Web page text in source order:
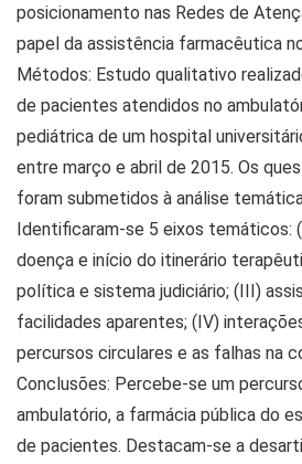
posicionamento nas Redes de
papel da assistência farmacêutica
Métodos: Estudo qualitativo
de pacientes atendidos no
pediátrica de um hospital
entre março e abril de 2015. Os
foram submetidos à análise
Identificaram-se 5 eixos temáticos:
doença e início do itinerário
política e sistema judiciário; (III)
facilidades aparentes; (IV)
percursos circulares e as falhas na
Conclusões: Percebe-se um
ambulatório, a farmácia pública do
de pacientes. Destacam-se a